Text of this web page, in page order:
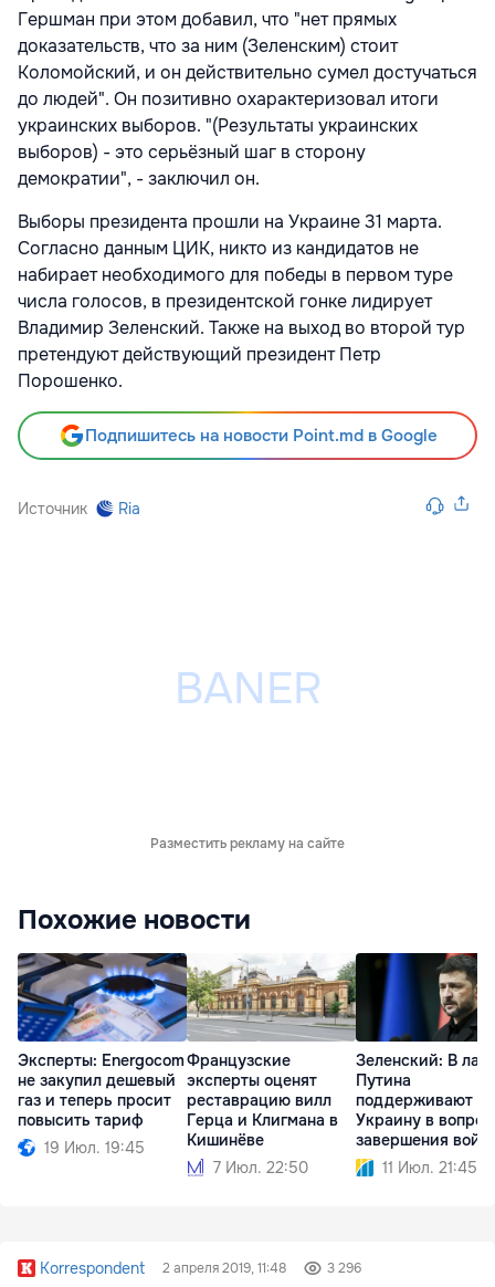
Гершман при этом добавил, что "нет прямых
доказательств, что за ним (Зеленским) стоит
Коломойский, и он действительно сумел достучаться
до людей". Он позитивно охарактеризовал итоги
украинских выборов. "(Результаты украинских
выборов) - это серьёзный шаг в сторону
демократии", - заключил он.
Выборы президента прошли на Украине 31 марта.
Согласно данным ЦИК, никто из кандидатов не
набирает необходимого для победы в первом туре
числа голосов, в президентской гонке лидирует
Владимир Зеленский. Также на выход во второй тур
претендуют действующий президент Петр
Порошенко.
Подпишитесь на новости Point.md в Google
Источник Ria
Разместить рекламу на сайте
Похожие новости
Эксперты: Energocom
не закупил дешевый
газ и теперь просит
повысить тариф
19 Июл. 19:45
Французские
эксперты оценят
реставрацию вилл
Герца и Клигмана в
Кишинёве
7 Июл. 22:50
Зеленский: В
Путина
поддерживают
Украину в
завершения
11 Июл. 21:45
Korrespondent 2 апреля 2019, 11:48 3 296